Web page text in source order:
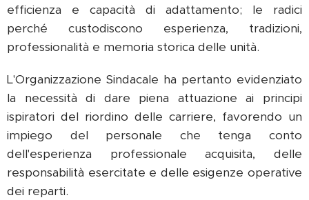
efficienza e capacità di adattamento; le radici
perché custodiscono esperienza, tradizioni,
professionalità e memoria storica delle unità.
L'Organizzazione Sindacale ha pertanto evidenziato
la necessità di dare piena attuazione ai principi
ispiratori del riordino delle carriere, favorendo un
impiego del personale che tenga conto
dell'esperienza professionale acquisita, delle
responsabilità esercitate e delle esigenze operative
dei reparti.